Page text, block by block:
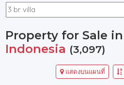
Property for Sale in
Indonesia (3,097)
แสดงบนแผนที่